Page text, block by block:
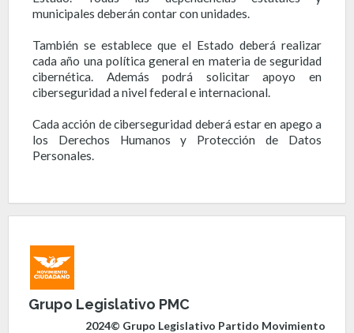
municipales deberán contar con unidades.
También se establece que el Estado deberá realizar
cada año una política general en materia de seguridad
cibernética. Además podrá solicitar apoyo en
ciberseguridad a nivel federal e internacional.
Cada acción de ciberseguridad deberá estar en apego a
los Derechos Humanos y Protección de Datos
Personales.
Grupo Legislativo PMC
2024© Grupo Legislativo Partido Movimiento